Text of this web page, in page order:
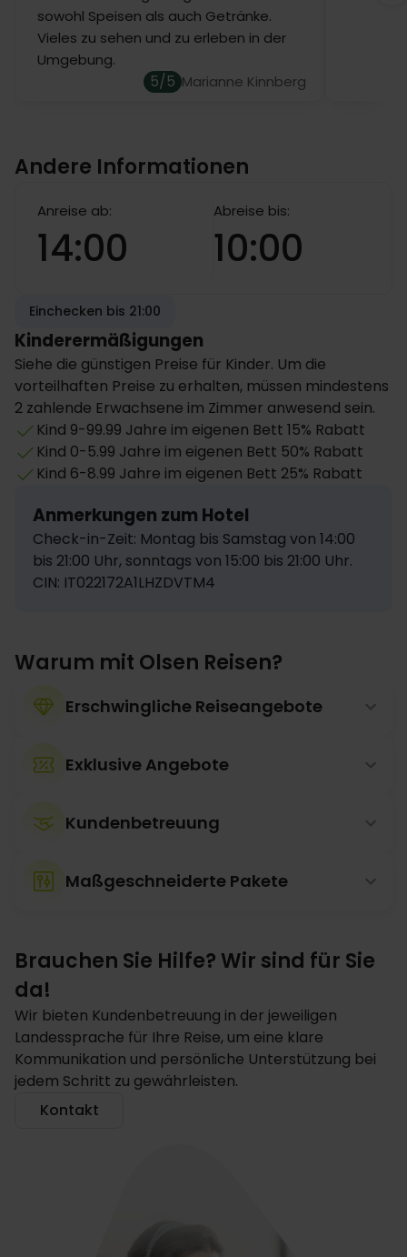
sowohl Speisen als auch Getränke.
Vieles zu sehen und zu erleben in der
Umgebung.
5/5 Marianne Kinnberg
Andere Informationen
Anreise ab:
14:00
Abreise bis:
10:00
Einchecken bis 21:00
Kinderermäßigungen
Siehe die günstigen Preise für Kinder. Um die
vorteilhaften Preise zu erhalten, müssen mindestens
2 zahlende Erwachsene im Zimmer anwesend sein.
Kind 9-99.99 Jahre im eigenen Bett 15% Rabatt
Kind 0-5.99 Jahre im eigenen Bett 50% Rabatt
Kind 6-8.99 Jahre im eigenen Bett 25% Rabatt
Anmerkungen zum Hotel
Check-in-Zeit: Montag bis Samstag von 14:00
bis 21:00 Uhr, sonntags von 15:00 bis 21:00 Uhr.
CIN: IT022172A1LHZDVTM4
Warum mit Olsen Reisen?
Erschwingliche Reiseangebote
Exklusive Angebote
Kundenbetreuung
Maßgeschneiderte Pakete
Brauchen Sie Hilfe? Wir sind für Sie
da!
Wir bieten Kundenbetreuung in der jeweiligen
Landessprache für Ihre Reise, um eine klare
Kommunikation und persönliche Unterstützung bei
jedem Schritt zu gewährleisten.
Kontakt